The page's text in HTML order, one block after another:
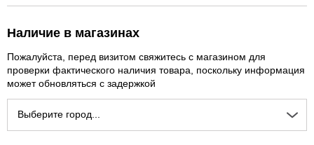
Наличие в магазинах
Пожалуйста, перед визитом свяжитесь с магазином для
проверки фактического наличия товара, поскольку информация
может обновляться с задержкой
Выберите город...